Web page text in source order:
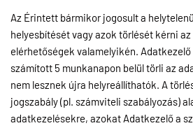
Az Érintett bármikor jogosult a
helyesbítését vagy azok törlését kérni
elérhetőségek valamelyikén.
számított 5 munkanapon belül törli az
nem lesznek újra helyreállíthatók. A
jogszabály (pl. számviteli szabályozás)
adatkezelésekre, azokat Adatkezelő a